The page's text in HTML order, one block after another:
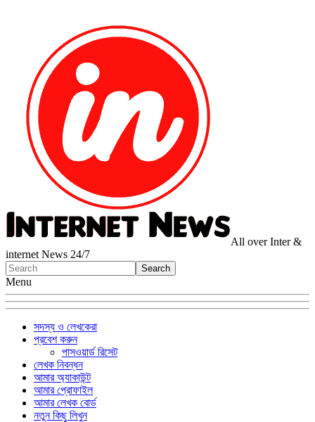
All over Inter &
internet News 24/7
Menu
সদস্য ও লেখকেরা
প্রবেশ করুন
পাসওয়ার্ড রিসেট
লেখক নিবন্ধন
আমার অ্যাকাউন্ট
আমার প্রোফাইল
আমার লেখক বোর্ড
নতুন কিছু লিখুন